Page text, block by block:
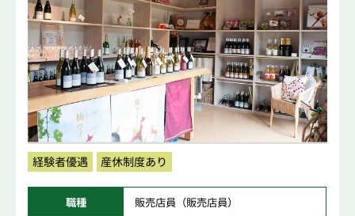
経験者優遇 産休制度あり
職種 販売店員（販売店員）